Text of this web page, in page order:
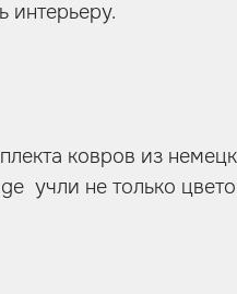
интерьеру.
ковров из
учли не только